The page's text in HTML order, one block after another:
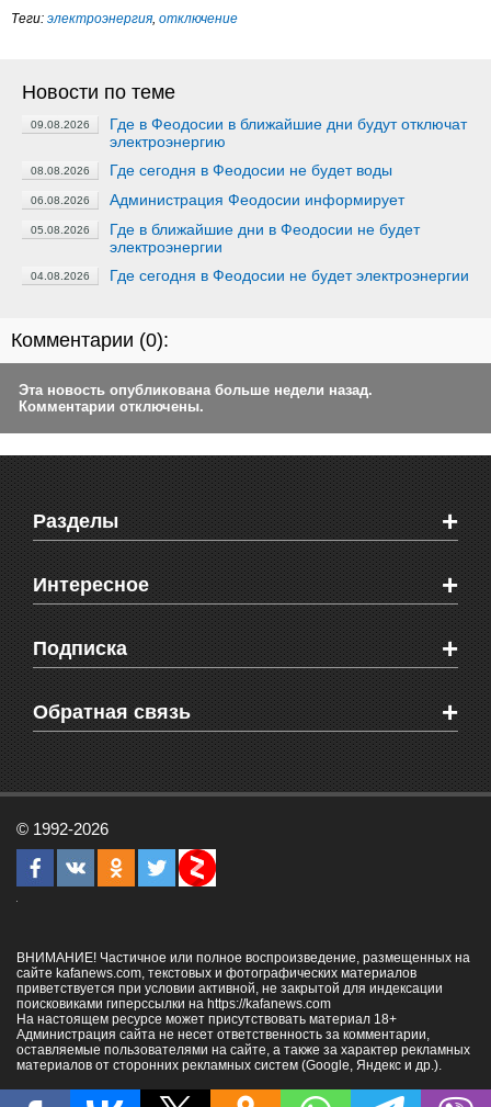
Теги: электроэнергия, отключение
Новости по теме
09.08.2026
Где в Феодосии в ближайшие дни будут отключат
электроэнергию
08.08.2026 Где сегодня в Феодосии не будет воды
06.08.2026 Администрация Феодосии информирует
05.08.2026
Где в ближайшие дни в Феодосии не будет
электроэнергии
04.08.2026 Где сегодня в Феодосии не будет электроэнергии
Комментарии (0):
Эта новость опубликована больше недели назад.
Комментарии отключены.
Разделы +
Новости Феодосии
Новости Крыма
Мировые новости
Объявления
Здоровье
СМС мнения читателей
Интересное +
Видео о Феодосии
Веб-камеры Феодосии
Блоги феодосийцев
Школы Феодосии
Подписка +
Печатная версия газеты "Кафа"
RSS
Обратная связь +
Рекламодателям
Контактная информация
© 1992-2026
ВНИМАНИЕ! Частичное или полное воспроизведение, размещенных на
сайте kafanews.com, текстовых и фотографических материалов
приветствуется при условии активной, не закрытой для индексации
поисковиками гиперссылки на https://kafanews.com
На настоящем ресурсе может присутствовать материал 18+
Администрация сайта не несет ответственность за комментарии,
оставляемые пользователями на сайте, а также за характер рекламных
материалов от сторонних рекламных систем (Google, Яндекс и др.).